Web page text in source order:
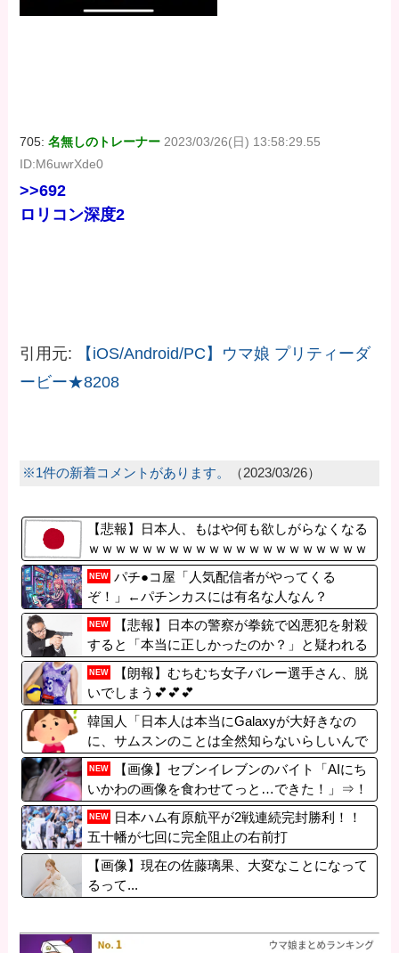
705:名無しのトレーナー 2023/03/26(日) 13:58:29.55
ID:M6uwrXde0
>>692
ロリコン深度2
引用元:
【iOS/Android/PC】ウマ娘 プリティーダ
ービー★8208
※1件の新着コメントがあります。 （2023/03/26）
【悲報】日本人、もはや何も欲しがらなくなる
ｗｗｗｗｗｗｗｗｗｗｗｗｗｗｗｗｗｗｗｗｗ
ｗｗｗ
NEW パチ●コ屋「人気配信者がやってくる
ぞ！」←パチンカスには有名な人なん？
NEW
【悲報】日本の警察が拳銃で凶悪犯を射殺
すると「本当に正しかったのか？」と疑われる
異常社会
NEW
【朗報】むちむち女子バレー選手さん、脱
いでしまう💕💕💕
韓国人「日本人は本当にGalaxyが大好きなの
に、サムスンのことは全然知らないらしいんで
す」
NEW
【画像】セブンイレブンのバイト「AIにち
いかわの画像を食わせてっと…できた！」⇒！
NEW
日本ハム有原航平が2戦連続完封勝利！！
五十幡が七回に完全阻止の右前打
【画像】現在の佐藤璃果、大変なことになって
るって...